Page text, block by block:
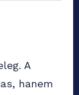
A
hanem